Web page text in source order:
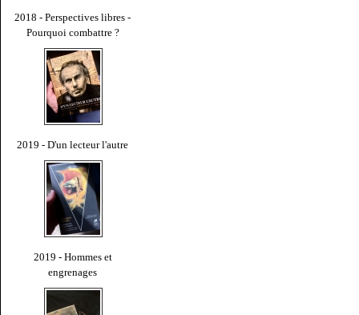
2018 - Perspectives libres -
Pourquoi combattre ?
2019 - D'un lecteur l'autre
2019 - Hommes et
engrenages